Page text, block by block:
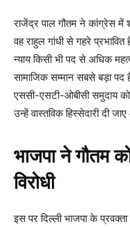
राजेंद्र पाल गौतम ने कांग्रेस
वह राहुल गांधी से गहरे
न्याय किसी भी पद से अधिक
सामाजिक सम्मान सबसे बड़ा
एससी-एसटी-ओबीसी समुदाय
उन्हें वास्तविक हिस्सेदारी दी
भाजपा ने गौतम
विरोधी
इस पर दिल्ली भाजपा के